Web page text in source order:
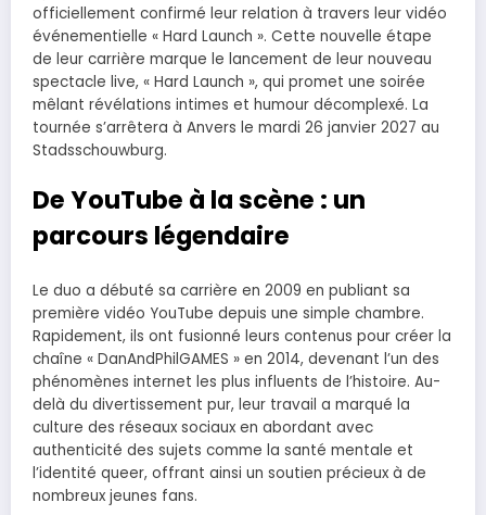
officiellement confirmé leur relation à travers leur vidéo
événementielle « Hard Launch ». Cette nouvelle étape
de leur carrière marque le lancement de leur nouveau
spectacle live, « Hard Launch », qui promet une soirée
mêlant révélations intimes et humour décomplexé. La
tournée s’arrêtera à Anvers le mardi 26 janvier 2027 au
Stadsschouwburg.
De YouTube à la scène : un
parcours légendaire
Le duo a débuté sa carrière en 2009 en publiant sa
première vidéo YouTube depuis une simple chambre.
Rapidement, ils ont fusionné leurs contenus pour créer la
chaîne « DanAndPhilGAMES » en 2014, devenant l’un des
phénomènes internet les plus influents de l’histoire. Au-
delà du divertissement pur, leur travail a marqué la
culture des réseaux sociaux en abordant avec
authenticité des sujets comme la santé mentale et
l’identité queer, offrant ainsi un soutien précieux à de
nombreux jeunes fans.